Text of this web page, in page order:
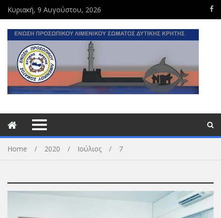
Κυριακή, 9 Αυγούστου, 2026
Home 2020 Ιούλιος 7